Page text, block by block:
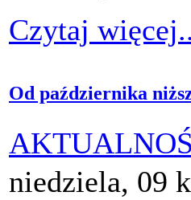
Czytaj
Od października
niedziela, 09